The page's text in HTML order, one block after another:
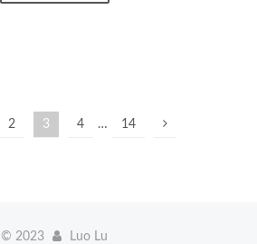
2 3 4 … 14
© 2023 Luo Lu